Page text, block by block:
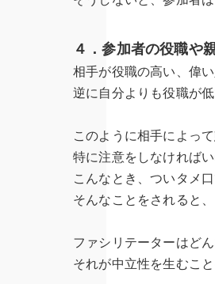
４．参加者の役職や
相手が役職の高い、偉
逆に自分よりも役職が
このように相手によっ
特に注意をしなければ
こんなとき、ついタメ
そんなことをされると
ファシリテーターはど
それが中立性を生むこ